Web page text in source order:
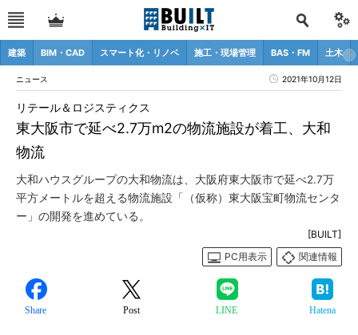
建築 BIM・CAD スマート化・リノベ 施工・現場管理 BAS・FM 土木
ニュース 2021年10月12日
東大阪市で延べ2.7万m2の物流施設が着工、大和
物流
リテール＆ロジスティクス
大和ハウスグループの大和物流は、大阪府東大阪市で延べ2.7万
平方メートルを超える物流施設「（仮称）東大阪宝町物流センタ
ー」の開発を進めている。
[BUILT]
PC用表示
関連情報
Share Post LINE Hatena